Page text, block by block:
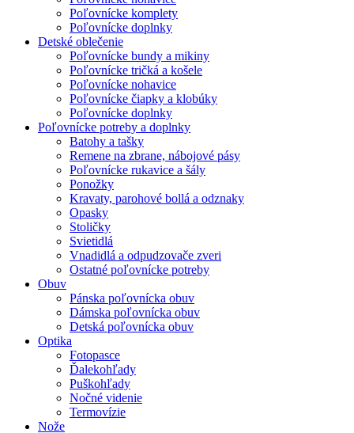
Poľovnícke komplety
Poľovnícke doplnky
Detské oblečenie
Poľovnícke bundy a mikiny
Poľovnícke tričká a košele
Poľovnícke nohavice
Poľovnícke čiapky a klobúky
Poľovnícke doplnky
Poľovnícke potreby a doplnky
Batohy a tašky
Remene na zbrane, nábojové pásy
Poľovnícke rukavice a šály
Ponožky
Kravaty, parohové bollá a odznaky
Opasky
Stoličky
Svietidlá
Vnadidlá a odpudzovače zveri
Ostatné poľovnícke potreby
Obuv
Pánska poľovnícka obuv
Dámska poľovnícka obuv
Detská poľovnícka obuv
Optika
Fotopasce
Ďalekohľady
Puškohľady
Nočné videnie
Termovízie
Nože